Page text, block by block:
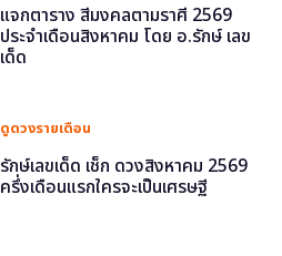
แจกตาราง สีมงคลตามราศี 2569
ประจำเดือนสิงหาคม โดย อ.รักษ์ เลข
เด็ด
ดูดวงรายเดือน
รักษ์เลขเด็ด เช็ก ดวงสิงหาคม 2569
ครึ่งเดือนแรกใครจะเป็นเศรษฐี